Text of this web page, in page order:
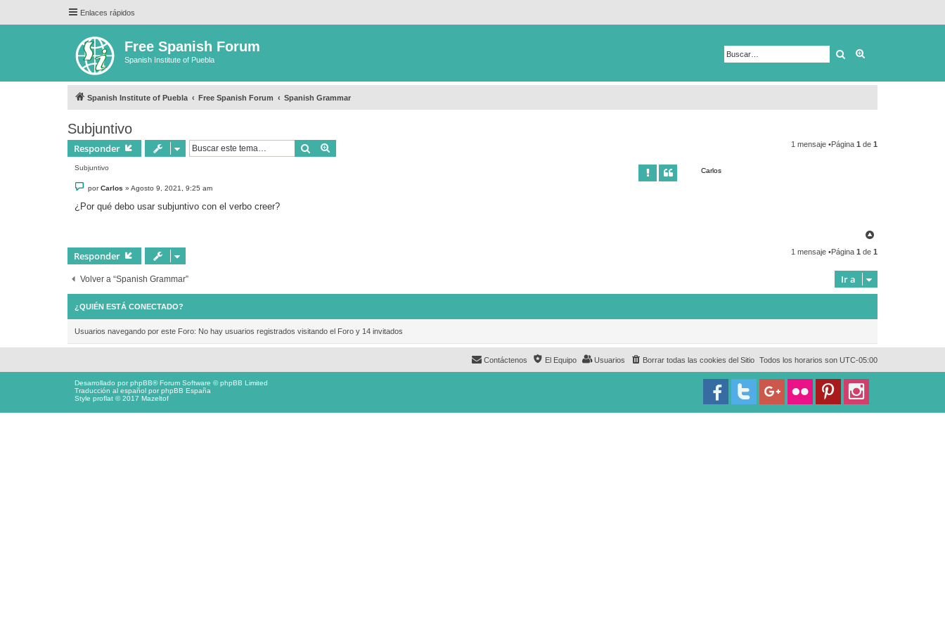
Enlaces rápidos
Free Spanish Forum
Spanish Institute of Puebla Buscar
Spanish Institute of Puebla Free Spanish Forum Spanish Grammar
Subjuntivo
Responder Buscar 1 mensaje •Página 1 de 1
Carlos
Subjuntivo
e
s
porCarlos » Agosto 9, 2021, 9:25 am
¿Por qué debo usar subjuntivo con el verbo creer?
r
b
Responder 1 mensaje •Página 1 de 1
Volver a “Spanish Grammar” Ir a
¿QUIÉN ESTÁ CONECTADO?
Usuarios navegando por este Foro: No hay usuarios registrados visitando el Foro y 14 invitados
Todos los horarios son UTC-05:00
Borrar todas las cookies del Sitio
Usuarios
El Equipo
Contáctenos
Desarrollado porphpBB® Forum Software © phpBB Limited
Traducción al español porphpBB España
Style proflat © 2017 Mazeltof